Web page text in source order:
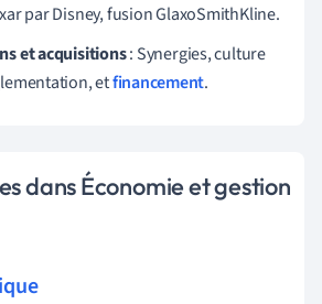
par Disney, fusion GlaxoSmithKline.
et acquisitions: Synergies, culture
etfinancement.
dans Économie et gestion